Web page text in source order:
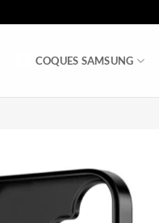
COQUES SAMSUNG